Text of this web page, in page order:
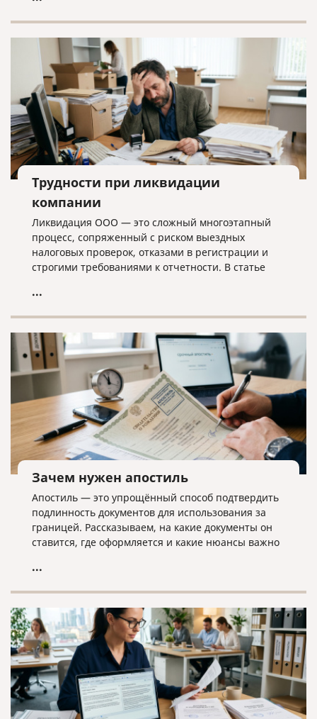
Трудности при ликвидации
компании
Ликвидация ООО — это сложный многоэтапный
процесс, сопряженный с риском выездных
налоговых проверок, отказами в регистрации и
строгими требованиями к отчетности. В статье
бизнеса, критерии упрощенной процедуры и
...
Зачем нужен апостиль
Апостиль — это упрощённый способ подтвердить
подлинность документов для использования за
границей. Рассказываем, на какие документы он
ставится, где оформляется и какие нюансы важно
...